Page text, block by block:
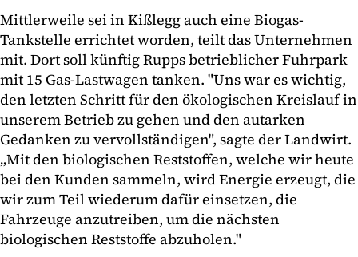
Mittlerweile sei in Kißlegg auch eine Biogas-
Tankstelle errichtet worden, teilt das Unternehmen
mit. Dort soll künftig Rupps betrieblicher Fuhrpark
mit 15 Gas-Lastwagen tanken. "Uns war es wichtig,
den letzten Schritt für den ökologischen Kreislauf in
unserem Betrieb zu gehen und den autarken
Gedanken zu vervollständigen", sagte der Landwirt.
„Mit den biologischen Reststoffen, welche wir heute
bei den Kunden sammeln, wird Energie erzeugt, die
wir zum Teil wiederum dafür einsetzen, die
Fahrzeuge anzutreiben, um die nächsten
biologischen Reststoffe abzuholen."